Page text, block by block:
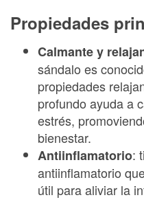
Propiedades
Calmante y
sándalo es
propiedades
profundo ayuda a
estrés,
bienestar.
Antiinflamatorio:
antiinflamatorio
útil para aliviar la